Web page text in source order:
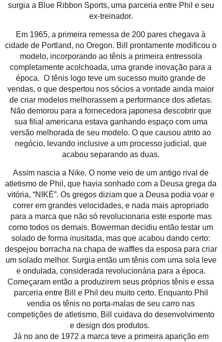
surgia a Blue Ribbon Sports, uma parceria entre Phil e seu
ex-treinador.
Em 1965, a primeira remessa de 200 pares chegava à
cidade de Portland, no Oregon. Bill prontamente modificou o
modelo, incorporando ao tênis a primeira entressola
completamente acolchoada, uma grande inovação para a
época. O tênis logo teve um sucesso muito grande de
vendas, o que despertou nos sócios a vontade ainda maior
de criar modelos melhorassem a performance dos atletas.
Não demorou para a fornecedora japonesa descobrir que
sua filial americana estava ganhando espaço com uma
versão melhorada de seu modelo. O que causou atrito ao
negócio, levando inclusive a um processo judicial, que
acabou separando as duas.
Assim nascia a Nike. O nome veio de um antigo rival de
atletismo de Phil, que havia sonhado com a Deusa grega da
vitória, “NIKÉ”. Os gregos diziam que a Deusa podia voar e
correr em grandes velocidades, e nada mais apropriado
para a marca que não só revolucionaria este esporte mas
como todos os demais. Bowerman decidiu então testar um
solado de forma inusitada, mas que acabou dando certo:
despejou borracha na chapa de waffles da esposa para criar
um solado melhor. Surgia então um tênis com uma sola leve
e ondulada, considerada revolucionária para a época.
Começaram então a produzirem seus próprios tênis e essa
parceria entre Bill e Phil deu muito certo. Enquanto Phil
vendia os tênis no porta-malas de seu carro nas
competições de atletismo, Bill cuidava do desenvolvimento
e design dos produtos.
Já no ano de 1972 a marca teve a primeira aparição em